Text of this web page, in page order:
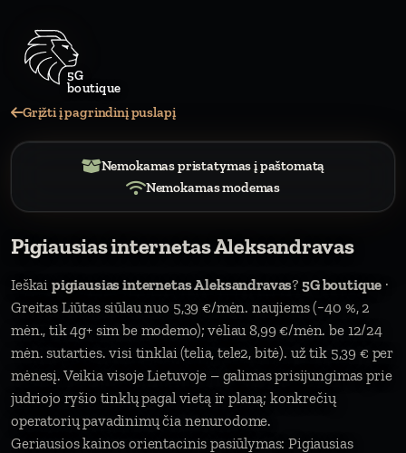
5
Grįžti į pagrindinį puslapį
Nemokamas pristatymas į paštomatą
Nemokamas modemas
Pigiausias internetas Aleksandravas
Ieškai pigiausias internetas Aleksandravas? 5G boutique ·
Greitas Liūtas siūlau nuo 5,39 €/mėn. naujiems (−40 %, 2
mėn., tik 4g+ sim be modemo); vėliau 8,99 €/mėn. be 12/24
mėn. sutarties. visi tinklai (telia, tele2, bitė). už tik 5,39 € per
mėnesį. Veikia visoje Lietuvoje – galimas prisijungimas prie
judriojo ryšio tinklų pagal vietą ir planą; konkrečių
operatorių pavadinimų čia nenurodome.
Geriausios kainos orientacinis pasiūlymas: Pigiausias